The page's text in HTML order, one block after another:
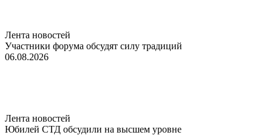
Лента новостей
Участники форума обсудят силу традиций
06.08.2026
Лента новостей
Юбилей СТД обсудили на высшем уровне